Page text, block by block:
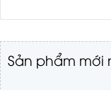
Sản phẩm mới